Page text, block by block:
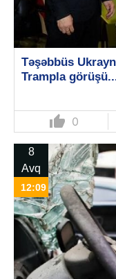
Təşəbbüs
Trampla
thumb_up 0
8
Avq
12:09